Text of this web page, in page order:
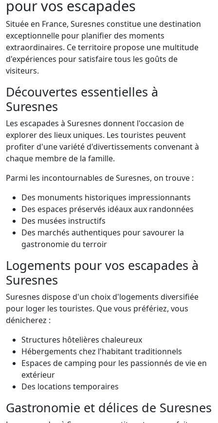
pour vos escapades
Située en France, Suresnes constitue une destination
exceptionnelle pour planifier des moments
extraordinaires. Ce territoire propose une multitude
d'expériences pour satisfaire tous les goûts de
visiteurs.
Découvertes essentielles à
Suresnes
Les escapades à Suresnes donnent l'occasion de
explorer des lieux uniques. Les touristes peuvent
profiter d'une variété d'divertissements convenant à
chaque membre de la famille.
Parmi les incontournables de Suresnes, on trouve :
Des monuments historiques impressionnants
Des espaces préservés idéaux aux randonnées
Des musées instructifs
Des marchés authentiques pour savourer la
gastronomie du terroir
Logements pour vos escapades à
Suresnes
Suresnes dispose d'un choix d'logements diversifiée
pour loger les touristes. Que vous préfériez, vous
dénicherez :
Structures hôtelières chaleureux
Hébergements chez l'habitant traditionnels
Espaces de camping pour les passionnés de vie en
extérieur
Des locations temporaires
Gastronomie et délices de Suresnes